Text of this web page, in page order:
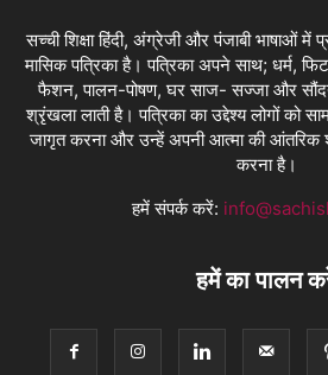
सच्ची शिक्षा हिंदी, अंग्रेजी और पंजाबी भाषाओं में
मासिक पत्रिका है। पत्रिका अपने साथ; धर्म,
फैशन, पालन-पोषण, घर साज- सज्जा और
श्रृंखला लाती है। पत्रिका का उद्देश्य लोगों को
जागृत करना और उन्हें अपनी आत्मा की आंतरिक
करना है।
हमें संपर्क करें:
हमें का पालन